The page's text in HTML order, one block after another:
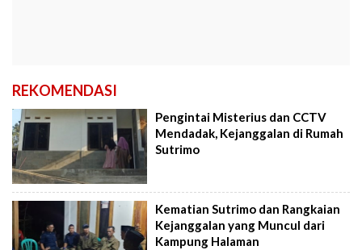
REKOMENDASI
Pengintai Misterius dan CCTV
Mendadak, Kejanggalan di Rumah
Sutrimo
Kematian Sutrimo dan Rangkaian
Kejanggalan yang Muncul dari
Kampung Halaman